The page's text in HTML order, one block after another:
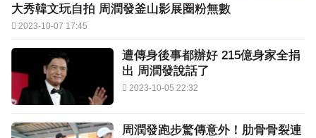
大秀韓文玩自拍 周潤發釜山影展圈粉無數
2023-10-07 17:45
遭傳身後事都辦好 215億身家全捐
出 周潤發說話了
2023-10-05 22:32
周潤發跑步驚傳意外！肋骨骨裂連